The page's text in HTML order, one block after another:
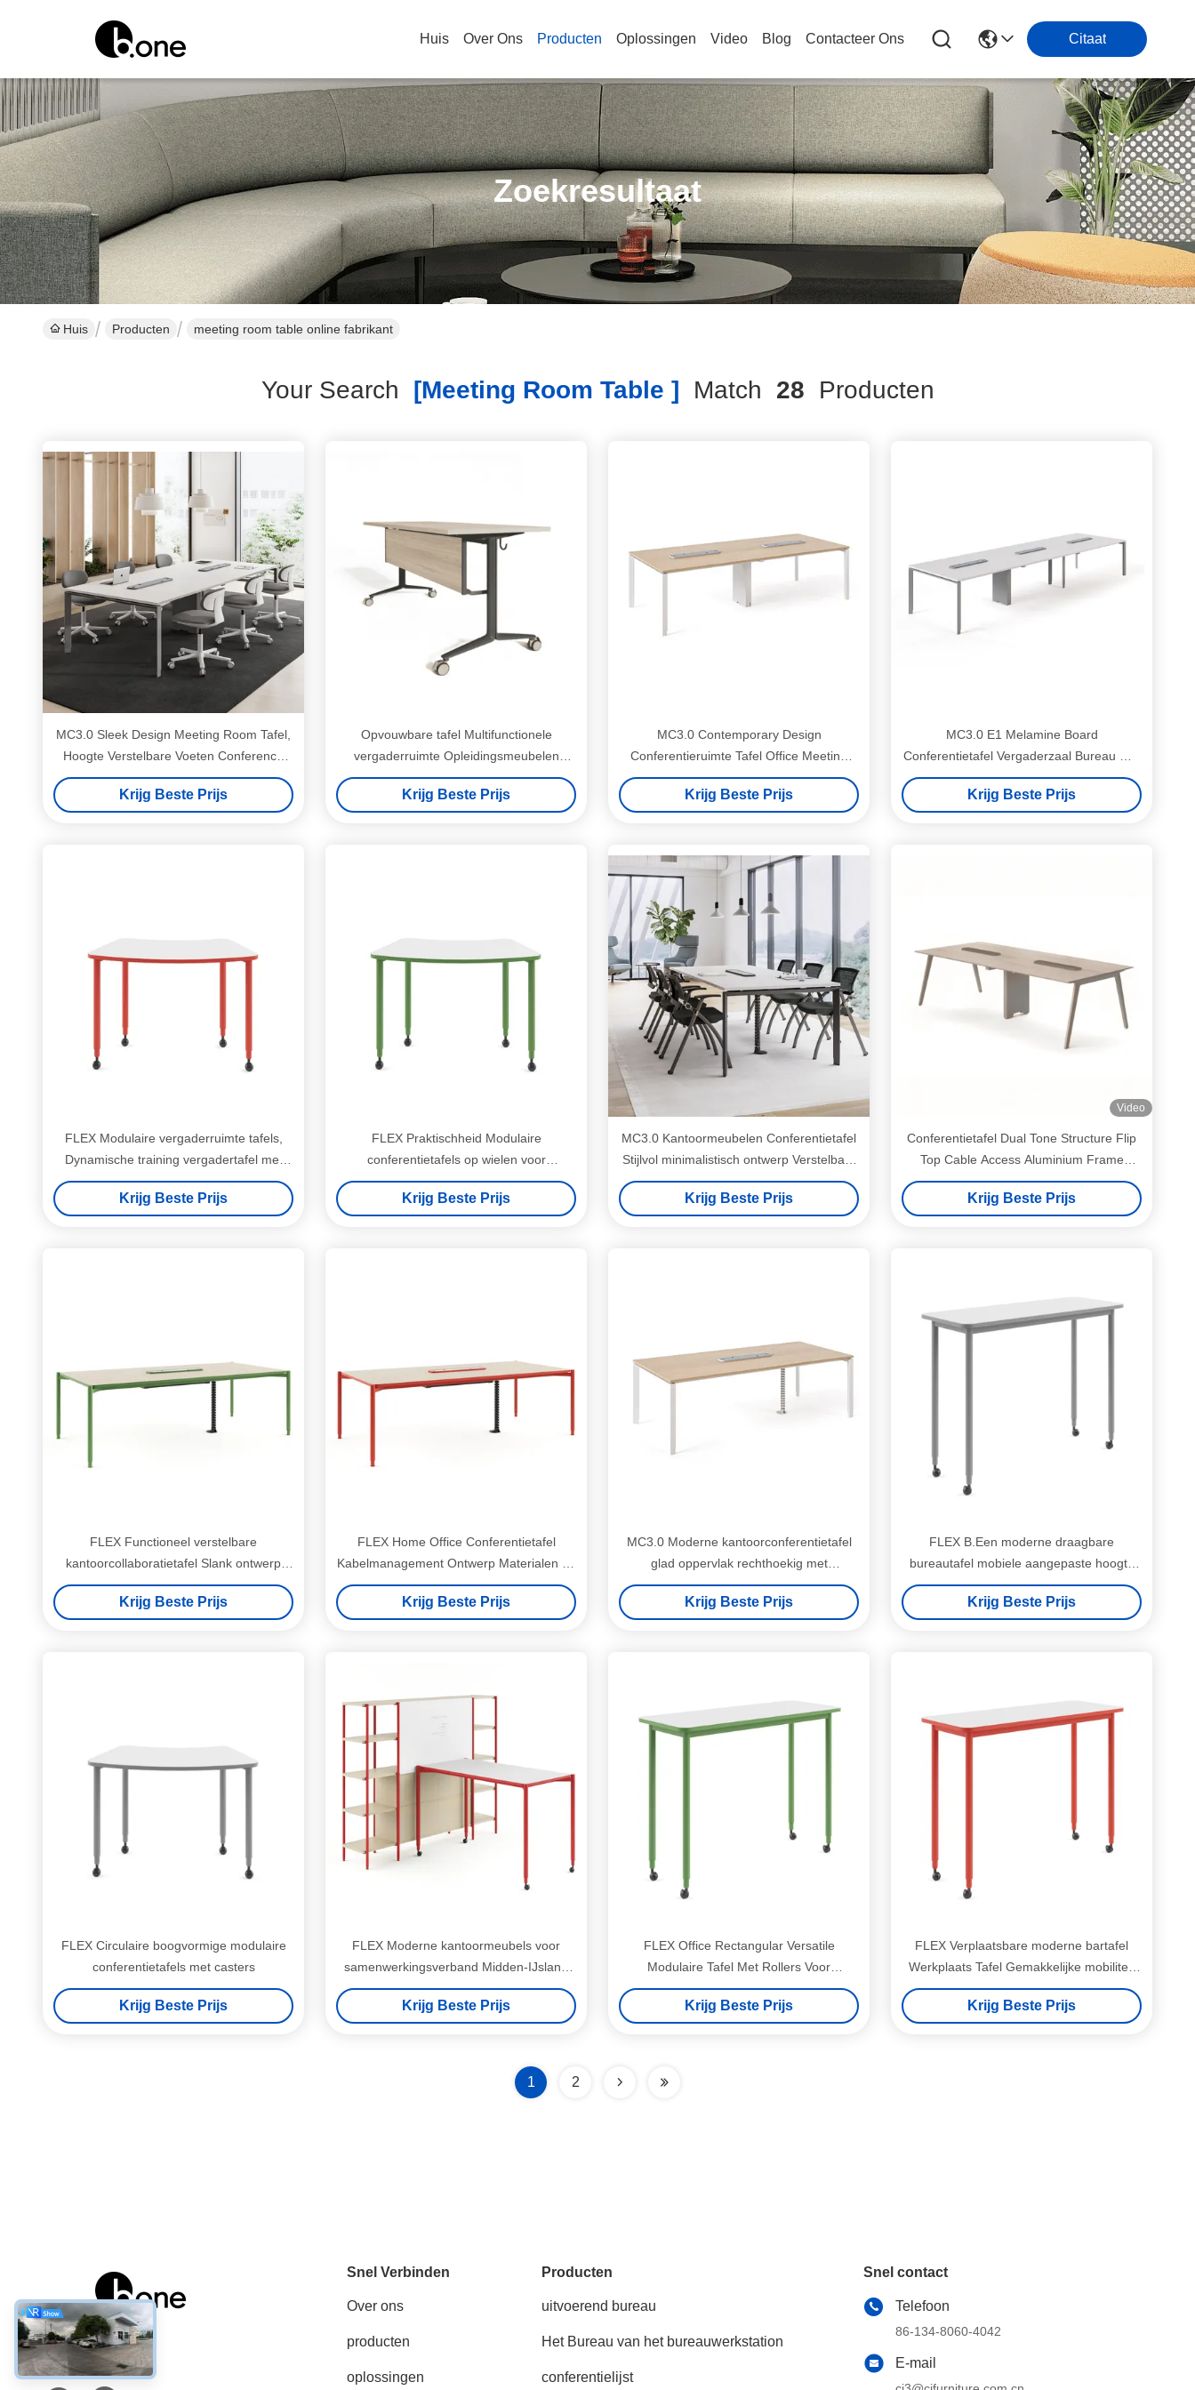
Huis Over Ons Producten Oplossingen Video Blog Contacteer Ons Citaat
Zoekresultaat
Huis Producten meeting room table online fabrikant
Your Search [meeting Room Table ] Match 28 Producten
MC3.0 Sleek Design Meeting Room Tafel,
Hoogte Verstelbare Voeten Conference
Room Desk
Krijg Beste Prijs
Opvouwbare tafel Multifunctionele
vergaderruimte Opleidingsmeubelen
Aluminium frame Ergonomisch ontwerp E-
ZEE
Krijg Beste Prijs
MC3.0 Contemporary Design
Conferentieruimte Tafel Office Meeting
Desk OEM ODM
Krijg Beste Prijs
MC3.0 E1 Melamine Board
Conferentietafel Vergaderzaal Bureau Met
Kabelbeheer
Krijg Beste Prijs
FLEX Modulaire vergaderruimte tafels,
Dynamische training vergadertafel met
casters
Krijg Beste Prijs
FLEX Praktischheid Modulaire
conferentietafels op wielen voor
samenwerkingsopleidingsruimtes
Krijg Beste Prijs
MC3.0 Kantoormeubelen Conferentietafel
Stijlvol minimalistisch ontwerp Verstelbare
voeten maat
Krijg Beste Prijs
Video
Conferentietafel Dual Tone Structure Flip
Top Cable Access Aluminium Frame
Professionele vergadermeubelen DUAL
Krijg Beste Prijs
FLEX Functioneel verstelbare
kantoorcollaboratietafel Slank ontwerp
voor flexibele vergaderruimtes
Krijg Beste Prijs
FLEX Home Office Conferentietafel
Kabelmanagement Ontwerp Materialen op
maat
Krijg Beste Prijs
MC3.0 Moderne kantoorconferentietafel
glad oppervlak rechthoekig met
kabelbeheer
Krijg Beste Prijs
FLEX B.Een moderne draagbare
bureautafel mobiele aangepaste hoogte
voor taken
Krijg Beste Prijs
FLEX Circulaire boogvormige modulaire
conferentietafels met casters
Krijg Beste Prijs
FLEX Moderne kantoormeubels voor
samenwerkingsverband Midden-IJsland
Tafel met schrijfblok
Krijg Beste Prijs
FLEX Office Rectangular Versatile
Modulaire Tafel Met Rollers Voor
Eenvoudige Herpositionering
Krijg Beste Prijs
FLEX Verplaatsbare moderne bartafel
Werkplaats Tafel Gemakkelijke mobiliteit
voor kleine kantoren
Krijg Beste Prijs
1 2
Sociale media
Snel Verbinden
Over ons
producten
oplossingen
Producten
uitvoerend bureau
Het Bureau van het bureauwerkstation
conferentielijst
Snel contact
Telefoon
86-134-8060-4042
E-mail